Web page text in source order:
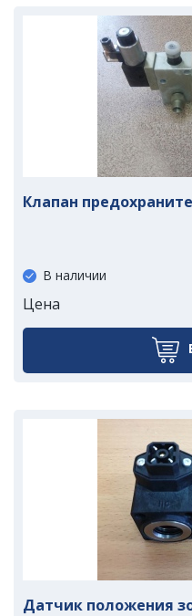
Клапан
В наличии
Цена
Датчик положения